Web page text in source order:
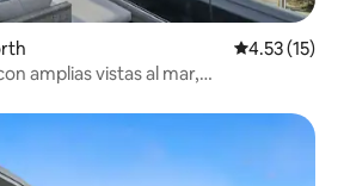
Calificación
4.53 (15)
amplias vistas al mar,